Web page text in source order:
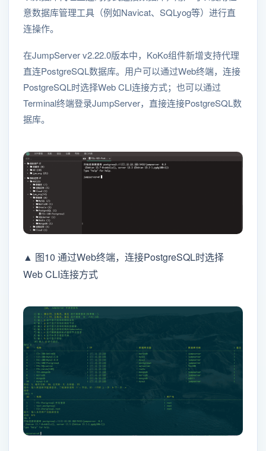
意数据库管理工具（例如Navicat、SQLyog等）进行直
连操作。
在JumpServer v2.22.0版本中，KoKo组件新增⽀持代理
直连PostgreSQL数据库。用户可以通过Web终端，连接
PostgreSQL时选择Web CLI连接方式；也可以通过
Terminal终端登录JumpServer，直接连接PostgreSQL数
据库。
▲ 图10 通过Web终端，连接PostgreSQL时选择
Web CLI连接方式